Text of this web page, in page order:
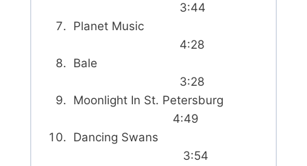
3:44
Planet Music
4:28
Bale
3:28
Moonlight In St. Petersburg
4:49
Dancing Swans
3:54